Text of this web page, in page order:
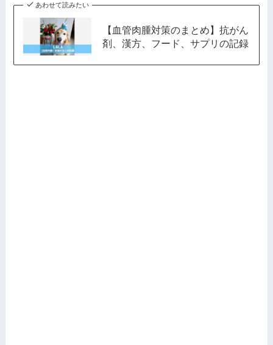
あわせて読みたい
【血管肉腫対策のまとめ】抗がん
剤、漢方、フード、サプリの記録